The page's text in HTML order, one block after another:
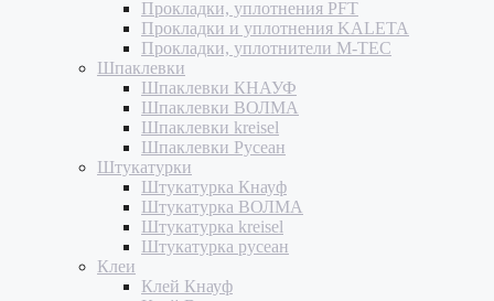
Прокладки, уплотнения PFT
Прокладки и уплотнения KALETA
Прокладки, уплотнители M-TEC
Шпаклевки
Шпаклевки КНАУФ
Шпаклевки ВОЛМА
Шпаклевки kreisel
Шпаклевки Русеан
Штукатурки
Штукатурка Кнауф
Штукатурка ВОЛМА
Штукатурка kreisel
Штукатурка русеан
Клеи
Клей Кнауф